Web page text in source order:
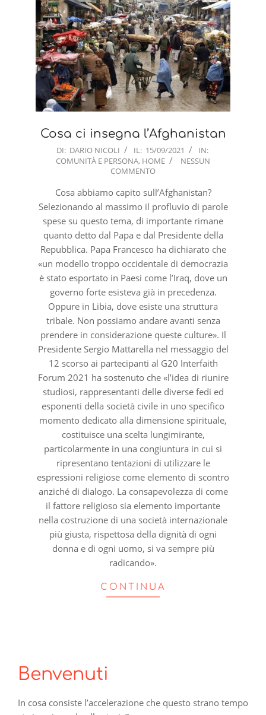
Cosa ci insegna l’Afghanistan
2021-DI: DARIO NICOLI IL: 15/09/2021
IN:
COMUNITÀ E PERSONA, HOME
NESSUN
COMMENTO
Cosa abbiamo capito sull’Afghanistan?
Selezionando al massimo il profluvio di parole
spese su questo tema, di importante rimane
quanto detto dal Papa e dal Presidente della
Repubblica. Papa Francesco ha dichiarato che
«un modello troppo occidentale di democrazia
è stato esportato in Paesi come l’Iraq, dove un
governo forte esisteva già in precedenza.
Oppure in Libia, dove esiste una struttura
tribale. Non possiamo andare avanti senza
prendere in considerazione queste culture». Il
Presidente Sergio Mattarella nel messaggio del
12 scorso ai partecipanti al G20 Interfaith
Forum 2021 ha sostenuto che «l’idea di riunire
studiosi, rappresentanti delle diverse fedi ed
esponenti della società civile in uno specifico
momento dedicato alla dimensione spirituale,
costituisce una scelta lungimirante,
particolarmente in una congiuntura in cui si
ripresentano tentazioni di utilizzare le
espressioni religiose come elemento di scontro
anziché di dialogo. La consapevolezza di come
il fattore religioso sia elemento importante
nella costruzione di una società internazionale
più giusta, rispettosa della dignità di ogni
donna e di ogni uomo, si va sempre più
radicando».
CONTINUA
Benvenuti
In cosa consiste l’accelerazione che questo strano tempo